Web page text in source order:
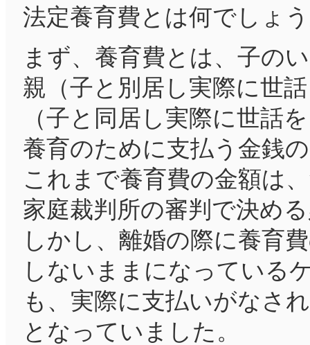
法定養育費とは何でしょ
まず、養育費とは、子の
親（子と別居し実際に世
（子と同居し実際に世話
養育のために支払う金銭
これまで養育費の金額は
家庭裁判所の審判で決め
しかし、離婚の際に養育
しないままになっている
も、実際に支払いがなさ
となっていました。